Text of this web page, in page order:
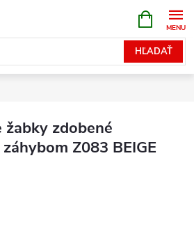
HĽADAŤ
KOŠÍK
žabky zdobené
Z083 BEIGE